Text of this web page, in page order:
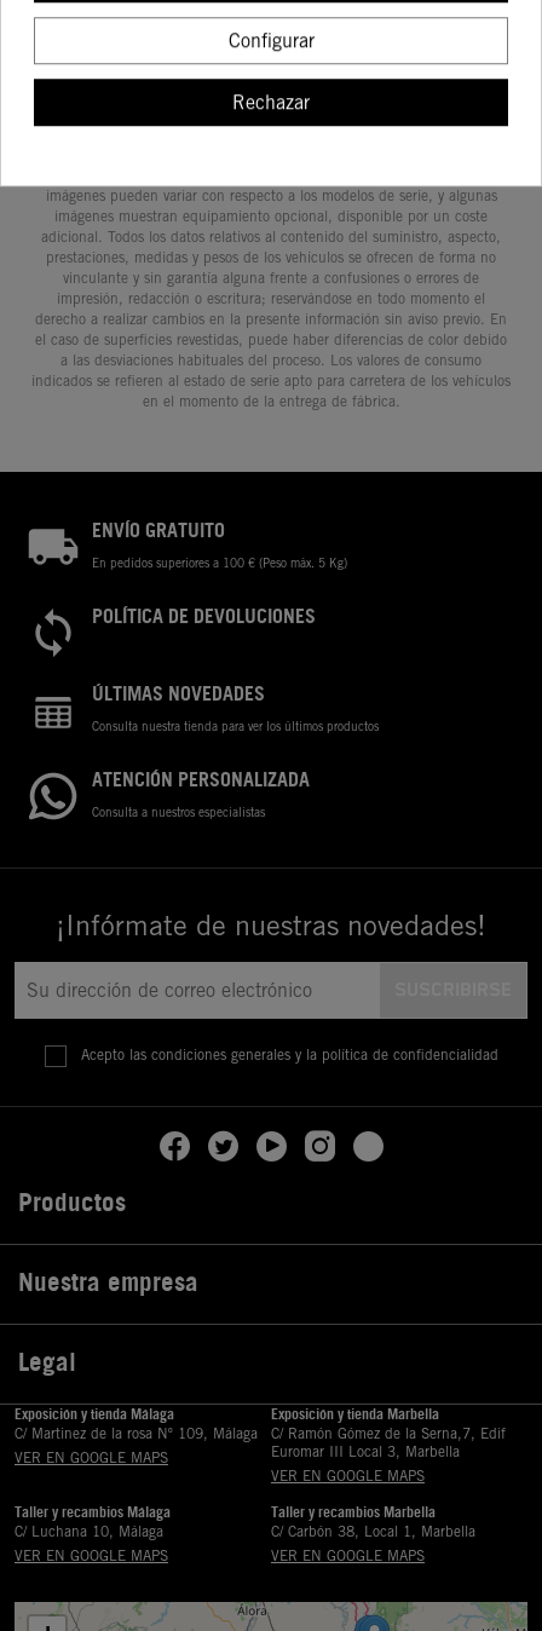
imágenes pueden variar con respecto a los modelos de serie, y algunas
imágenes muestran equipamiento opcional, disponible por un coste
adicional. Todos los datos relativos al contenido del suministro, aspecto,
prestaciones, medidas y pesos de los vehículos se ofrecen de forma no
vinculante y sin garantía alguna frente a confusiones o errores de
impresión, redacción o escritura; reservándose en todo momento el
derecho a realizar cambios en la presente información sin aviso previo. En
el caso de superficies revestidas, puede haber diferencias de color debido
a las desviaciones habituales del proceso. Los valores de consumo
indicados se refieren al estado de serie apto para carretera de los vehículos
en el momento de la entrega de fábrica.
ENVÍO GRATUITO
En pedidos superiores a 100 € (Peso máx. 5 Kg)
POLÍTICA DE DEVOLUCIONES
ÚLTIMAS NOVEDADES
Consulta nuestra tienda para ver los últimos productos
ATENCIÓN PERSONALIZADA
Consulta a nuestros especialistas
¡Infórmate de nuestras novedades!
Acepto las condiciones generales y la política de confidencialidad
Productos
Nuestra empresa
Legal
Exposición y tienda Málaga
C/ Martinez de la rosa Nº 109, Málaga
VER EN GOOGLE MAPS
Exposición y tienda Marbella
C/ Ramón Gómez de la Serna,7, Edif
Euromar III Local 3, Marbella
VER EN GOOGLE MAPS
Taller y recambios Málaga
C/ Luchana 10, Málaga
VER EN GOOGLE MAPS
Taller y recambios Marbella
C/ Carbón 38, Local 1, Marbella
VER EN GOOGLE MAPS
Configurar
Rechazar